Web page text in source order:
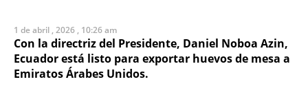
1 de abril , 2026 , 10:26 am
Con la directriz del Presidente, Daniel Noboa Azin,
Ecuador está listo para exportar huevos de mesa a
Emiratos Árabes Unidos.